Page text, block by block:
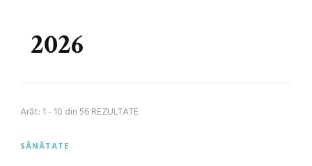
2026
Arăt: 1 - 10 din 56 REZULTATE
SĂNĂTATE